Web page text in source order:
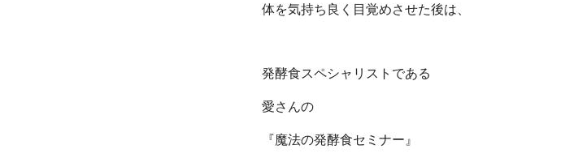
体を気持ち良く目覚めさせた後は、
発酵食スペシャリストである
愛さんの
『魔法の発酵食セミナー』